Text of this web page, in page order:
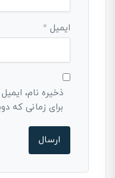
ایمیل *
ذخیره نام،
برای زمانی که